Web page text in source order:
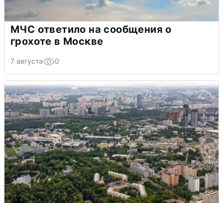
МЧС ответило на сообщения о
грохоте в Москве
7 августа 0